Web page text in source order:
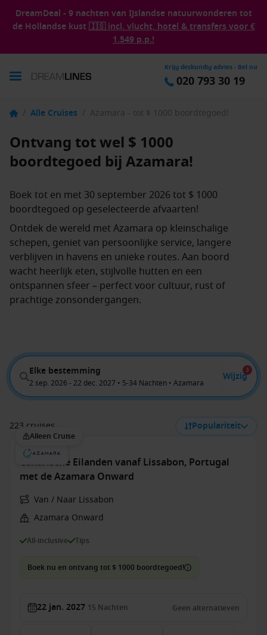
DreamDeal - 9 nachten van IJslandse natuurwonderen tot
de Hollandse kust 🇮🇸 incl. vlucht, hotel & transfers voor €
1.549 p.p.!
Krijg deskundig advies - Bel nu
020 793 30 19
/ Alle Cruises / Azamara - tot $ 1000 boordtegoed!
Ontvang tot wel $ 1000
boordtegoed bij Azamara!
Boek tot en met 30 september 2026 tot $ 1000
boordtegoed op geselecteerde afvaarten!
Ontdek de wereld met Azamara op kleinschalige
schepen, geniet van persoonlijke service, langere
verblijven in havens en unieke routes. Aan boord
wacht heerlijk eten, stijlvolle hutten en een
ontspannen sfeer – perfect voor cultuur, rust of
prachtige zonsondergangen.
Elke bestemming
2 sep. 2026 - 22 dec. 2027 • 5-34 Nachten • Azamara
Wijzig
3
223 cruises Populariteit
Alleen Cruise
Canarische Eilanden vanaf Lissabon, Portugal
met de Azamara Onward
Van / Naar Lissabon
Azamara Onward
All-inclusive Tips
Boek nu en ontvang tot $ 1000 boordtegoed!
22 jan. 2027 15 Nachten Geen alternatieven